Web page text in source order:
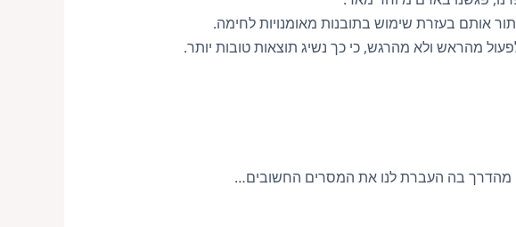
אותם בעזרת שימוש בתובנות מאומנויות לחימה.
מהראש ולא מהרגש, כי כך נשיג תוצאות טובות יותר.
מהדרך בה העברת לנו את המסרים החשובים…